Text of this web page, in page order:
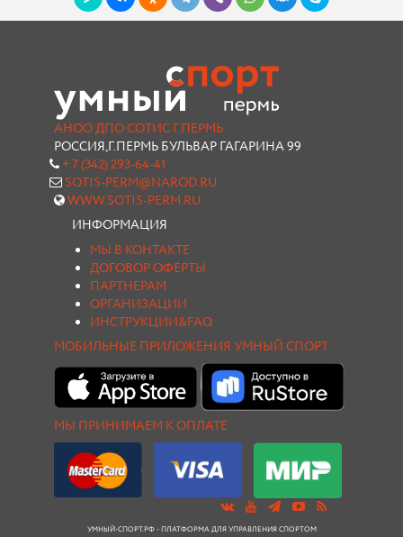
АНОО ДПО СОТИС Г.ПЕРМЬ
РОССИЯ,Г.ПЕРМЬ БУЛЬВАР ГАГАРИНА 99
+ 7 (342) 293-64-41
SOTIS-PERM@NAROD.RU
WWW.SOTIS-PERM.RU
ИНФОРМАЦИЯ
МЫ В КОНТАКТЕ
ДОГОВОР ОФЕРТЫ
ПАРТНЕРАМ
ОРГАНИЗАЦИИ
ИНСТРУКЦИИ&FAQ
МОБИЛЬНЫЕ ПРИЛОЖЕНИЯ УМНЫЙ СПОРТ
МЫ ПРИНИМАЕМ К ОПЛАТЕ
УМНЫЙ-СПОРТ.РФ - ПЛАТФОРМА ДЛЯ УПРАВЛЕНИЯ СПОРТОМ